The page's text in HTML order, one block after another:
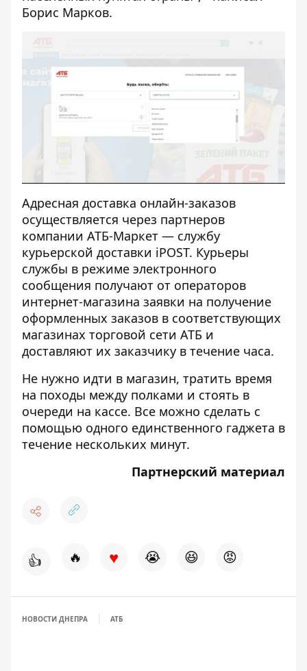
Борис Марков.
Адресная доставка онлайн-заказов
осуществляется через партнеров
компании АТБ-Маркет — службу
курьерской доставки iPOST. Курьеры
службы в режиме электронного
сообщения получают от операторов
интернет-магазина заявки на получение
оформленных заказов в соответствующих
магазинах торговой сети АТБ и
доставляют их заказчику в течение часа.
Не нужно идти в магазин, тратить время
на походы между полками и стоять в
очереди на кассе. Все можно сделать с
помощью одного единственного гаджета в
течение нескольких минут.
Партнерский материал
👍 🔥 ♥ 😭 😆 😡
НОВОСТИ ДНЕПРА АТБ